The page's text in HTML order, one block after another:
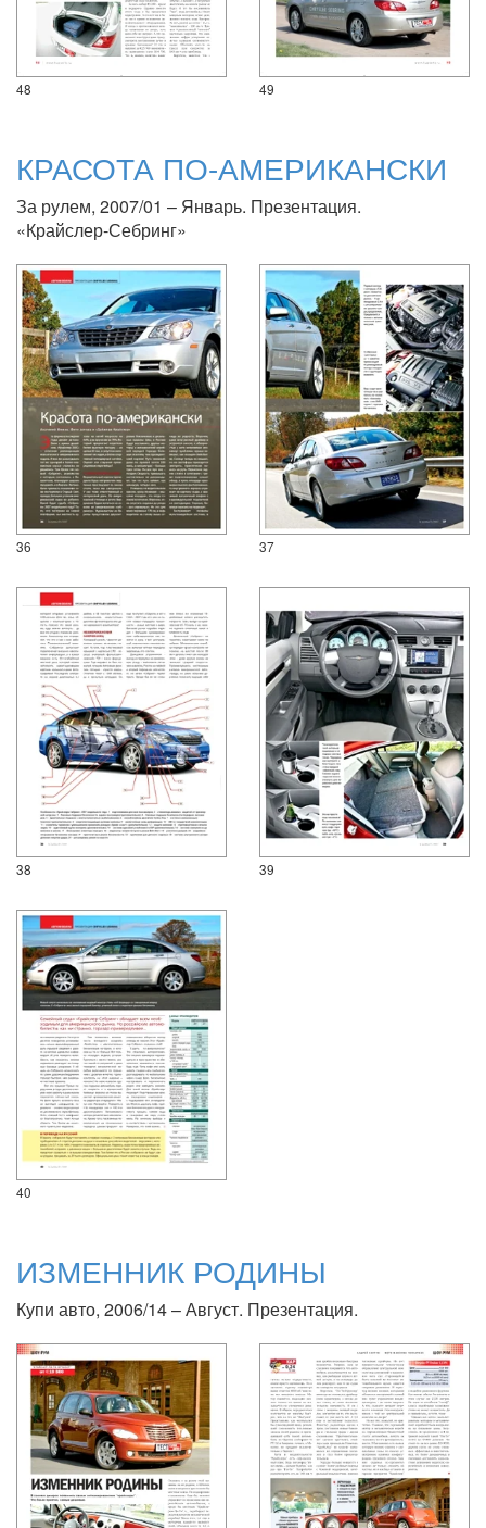
48 49
КРАСОТА ПО-АМЕРИКАНСКИ
За рулем, 2007/01 – Январь. Презентация.
«Крайслер-Себринг»
36 37
38 39
40
ИЗМЕННИК РОДИНЫ
Купи авто, 2006/14 – Август. Презентация.